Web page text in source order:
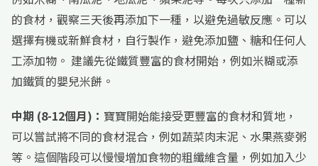
的食材，觀察三天後再添加下一種，以避免過敏反應。可以
選擇有機或新鮮食材，自行製作，避免添加鹽、糖和任何人
工添加物。 建議先從鐵質豐富的食材開始，例如米糊或添
加鐵質的嬰兒米餅。
中期 (8-12個月)： 寶寶開始能接受更豐富的食材和質地，
可以嘗試將不同的食材混合，例如蔬菜肉末泥、水果燕麥粥
等。這個階段可以慢慢增加食物的粗纖維含量，例如加入少